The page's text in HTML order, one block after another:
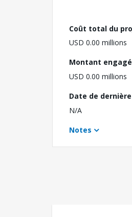
Coût total du
USD 0.00 millions
Montant engagé
USD 0.00 millions
Date de
N/A
Notes